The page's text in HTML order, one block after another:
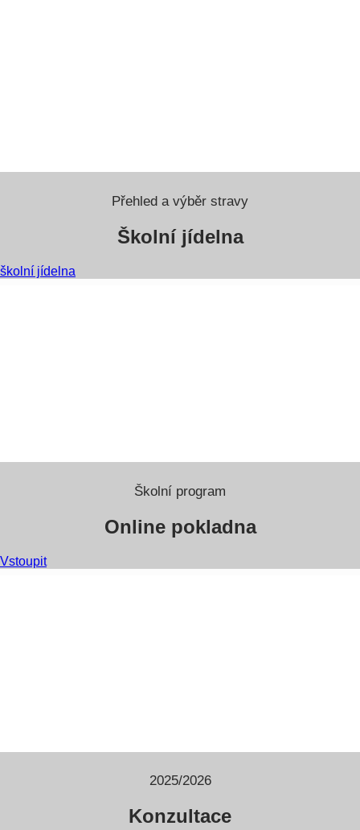
Přehled a výběr stravy
Školní jídelna
školní jídelna
Školní program
Online pokladna
Vstoupit
2025/2026
Konzultace